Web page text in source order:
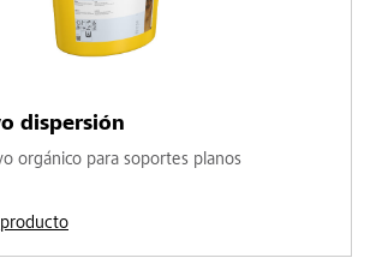
dispersión
orgánico para soportes planos